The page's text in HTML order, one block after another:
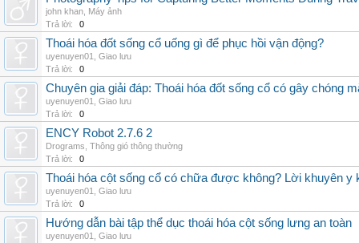
john khan Máy ảnh
Trả lời:
0
Thoái hóa đốt sống cổ uống gì để phục hồi vận động?
uyenuyen01
Giao lưu
Trả lời:
0
Chuyên gia giải đáp: Thoái hóa đốt sống cổ có gây chóng
uyenuyen01
Giao lưu
Trả lời:
0
ENCY Robot 2.7.6 2
Drograms Thông gió thông thường
Trả lời:
0
Thoái hóa cột sống cổ có chữa được không? Lời khuyên y
uyenuyen01
Giao lưu
Trả lời:
0
Hướng dẫn bài tập thể dục thoái hóa cột sống lưng an toàn
uyenuyen01
Giao lưu